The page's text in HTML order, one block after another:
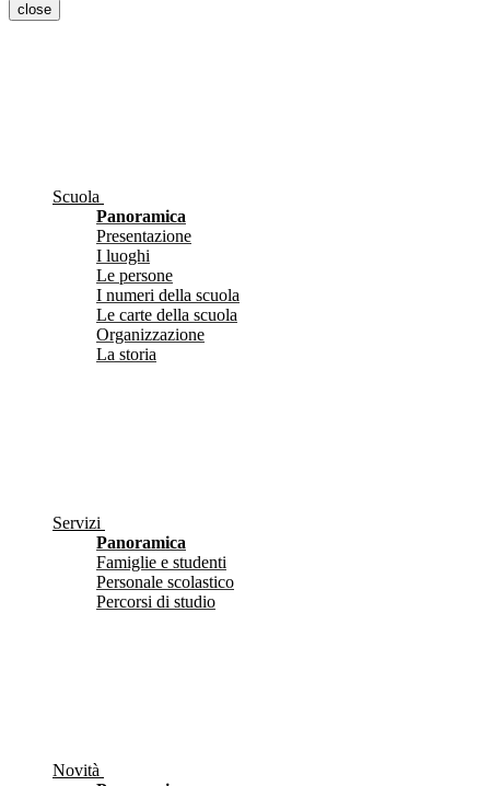
close
Scuola
Panoramica
Presentazione
I luoghi
Le persone
I numeri della scuola
Le carte della scuola
Organizzazione
La storia
Servizi
Panoramica
Famiglie e studenti
Personale scolastico
Percorsi di studio
Novità